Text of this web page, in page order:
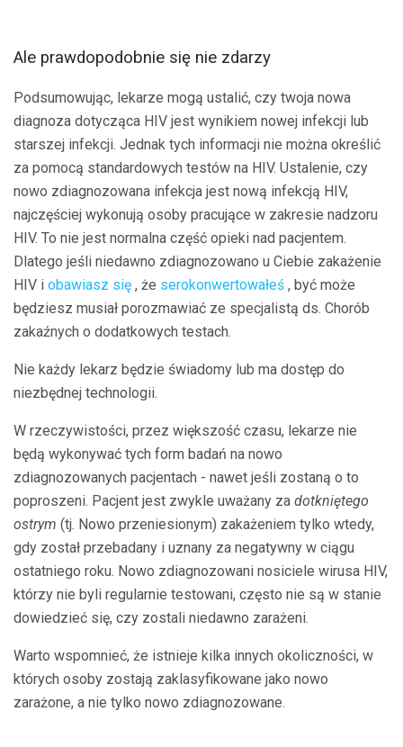
Ale prawdopodobnie się nie zdarzy
Podsumowując, lekarze mogą ustalić, czy twoja nowa
diagnoza dotycząca HIV jest wynikiem nowej infekcji lub
starszej infekcji. Jednak tych informacji nie można określić
za pomocą standardowych testów na HIV. Ustalenie, czy
nowo zdiagnozowana infekcja jest nową infekcją HIV,
najczęściej wykonują osoby pracujące w zakresie nadzoru
HIV. To nie jest normalna część opieki nad pacjentem.
Dlatego jeśli niedawno zdiagnozowano u Ciebie zakażenie
HIV i obawiasz się , że serokonwertowałeś , być może
będziesz musiał porozmawiać ze specjalistą ds. Chorób
zakaźnych o dodatkowych testach.
Nie każdy lekarz będzie świadomy lub ma dostęp do
niezbędnej technologii.
W rzeczywistości, przez większość czasu, lekarze nie
będą wykonywać tych form badań na nowo
zdiagnozowanych pacjentach - nawet jeśli zostaną o to
poproszeni. Pacjent jest zwykle uważany za dotkniętego
ostrym (tj. Nowo przeniesionym) zakażeniem tylko wtedy,
gdy został przebadany i uznany za negatywny w ciągu
ostatniego roku. Nowo zdiagnozowani nosiciele wirusa HIV,
którzy nie byli regularnie testowani, często nie są w stanie
dowiedzieć się, czy zostali niedawno zarażeni.
Warto wspomnieć, że istnieje kilka innych okoliczności, w
których osoby zostają zaklasyfikowane jako nowo
zarażone, a nie tylko nowo zdiagnozowane.